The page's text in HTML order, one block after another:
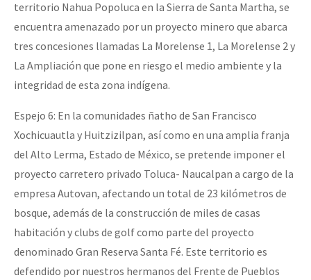
territorio Nahua Popoluca en la Sierra de Santa Martha, se
encuentra amenazado por un proyecto minero que abarca
tres concesiones llamadas La Morelense 1, La Morelense 2 y
La Ampliación que pone en riesgo el medio ambiente y la
integridad de esta zona indígena.
Espejo 6: En la comunidades ñatho de San Francisco
Xochicuautla y Huitzizilpan, así como en una amplia franja
del Alto Lerma, Estado de México, se pretende imponer el
proyecto carretero privado Toluca- Naucalpan a cargo de la
empresa Autovan, afectando un total de 23 kilómetros de
bosque, además de la construcción de miles de casas
habitación y clubs de golf como parte del proyecto
denominado Gran Reserva Santa Fé. Este territorio es
defendido por nuestros hermanos del Frente de Pueblos